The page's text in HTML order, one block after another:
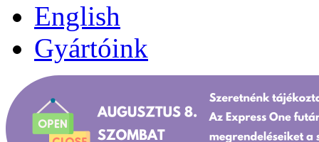
English
Gyártóink